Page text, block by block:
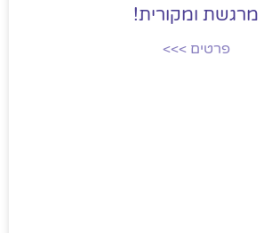
מרגשת ומקורית!
פרטים >>>